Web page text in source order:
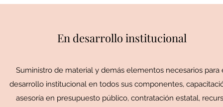
En desarrollo institucional
Suministro de material y demás elementos necesarios para
desarrollo institucional en todos sus componentes,
asesoría en presupuesto público, contratación estatal,